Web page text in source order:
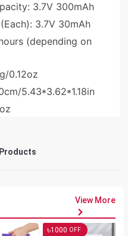
3.7V 300mAh
3.7V 30mAh
(depending on
0.12oz
5.43*3.62*1.18in
View More
৳1000 OFF